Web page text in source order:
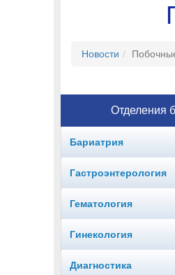
Новости
Отделения
Бариатрия
Гастроэнтерология
Гематология
Гинекология
Диагностика